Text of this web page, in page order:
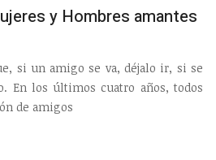
y Hombres amantes
si un amigo se va, déjalo ir, si se
En los últimos cuatro años, todos
de amigos